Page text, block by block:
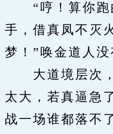
“哼！算你跑
手，借真凤不灭
梦！”唤金道人没
大道境层次，
太大，若真逼急
战一场谁都落不